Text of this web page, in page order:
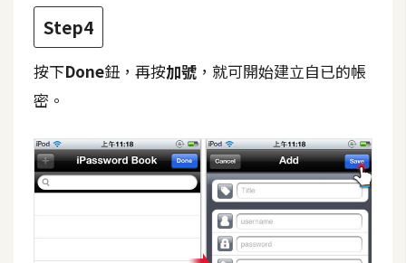
o
o
C
o
m
e
r
c
Step4
按下Done鈕，再按加號 ，就可開始建立自已的帳
密。